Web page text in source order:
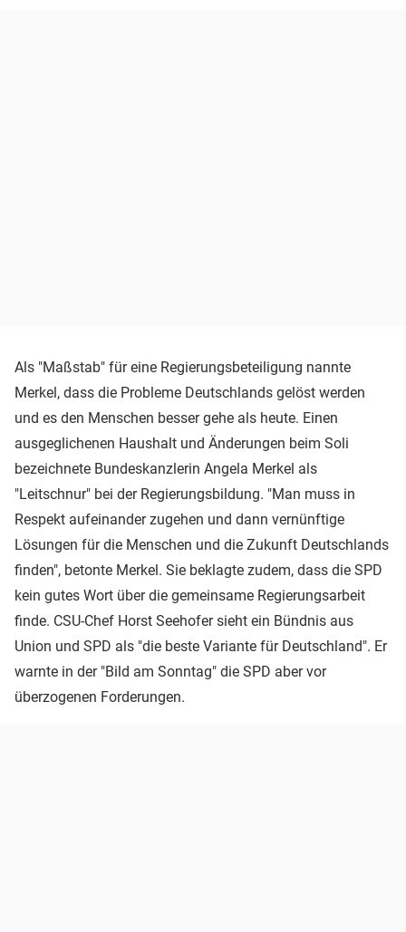
Als "Maßstab" für eine Regierungsbeteiligung nannte
Merkel, dass die Probleme Deutschlands gelöst werden
und es den Menschen besser gehe als heute. Einen
ausgeglichenen Haushalt und Änderungen beim Soli
bezeichnete Bundeskanzlerin Angela Merkel als
"Leitschnur" bei der Regierungsbildung. "Man muss in
Respekt aufeinander zugehen und dann vernünftige
Lösungen für die Menschen und die Zukunft Deutschlands
finden", betonte Merkel. Sie beklagte zudem, dass die SPD
kein gutes Wort über die gemeinsame Regierungsarbeit
finde. CSU-Chef Horst Seehofer sieht ein Bündnis aus
Union und SPD als "die beste Variante für Deutschland". Er
warnte in der "Bild am Sonntag" die SPD aber vor
überzogenen Forderungen.